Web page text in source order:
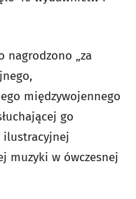
nagrodzono „za
międzywojennego
go
ilustracyjnej
muzyki w ówczesnej